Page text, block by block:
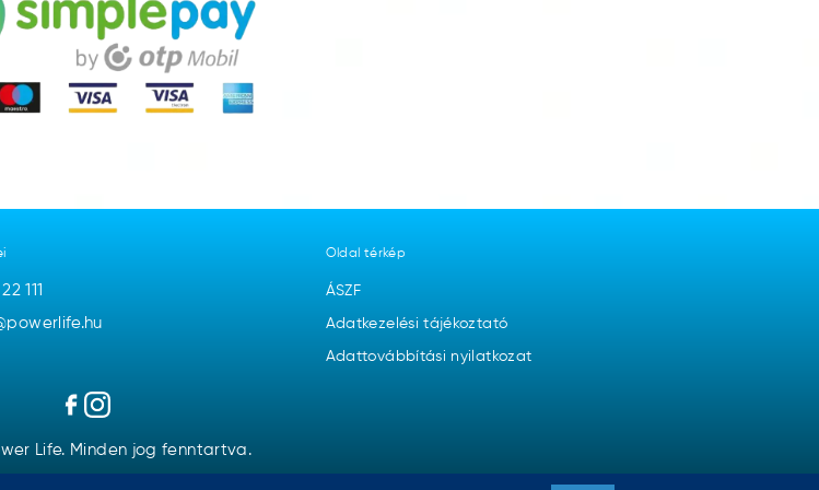
111
Oldal térkép
ÁSZF
Adatkezelési tájékoztató
Adattovábbítási nyilatkozat
Life. Minden jog fenntartva.